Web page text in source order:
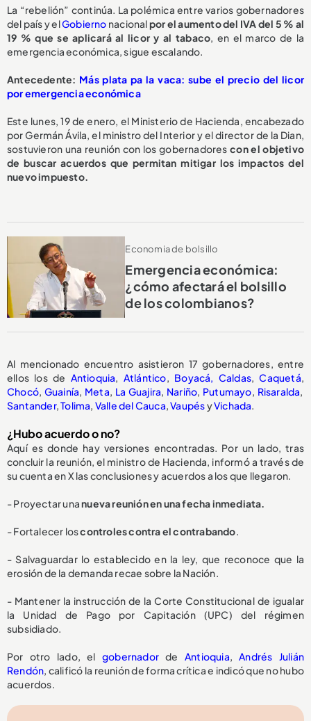
La “rebelión” continúa. La polémica entre varios gobernadores
del país y elGobierno nacionalpor el aumento del IVA del 5 % al
19 % que se aplicará al licor y al tabaco, en el marco de la
emergencia económica, sigue escalando.
Antecedente: Más plata pa la vaca: sube el precio del licor
por emergencia económica
Este lunes, 19 de enero, el Ministerio de Hacienda, encabezado
por Germán Ávila, el ministro del Interior y el director de la Dian,
sostuvieron una reunión con los gobernadorescon el objetivo
de buscar acuerdos que permitan mitigar los impactos del
nuevo impuesto.
Economia de bolsillo
Emergencia económica:
¿cómo afectará el bolsillo
de los colombianos?
Al mencionado encuentro asistieron 17 gobernadores, entre
ellos los de Antioquia, Atlántico, Boyacá, Caldas,Caquetá,
Chocó, Guainía, Meta, La Guajira, Nariño, Putumayo, Risaralda,
Santander,Tolima, Valle del Cauca,VaupésyVichada.
¿Hubo acuerdo o no?
Aquí es donde hay versiones encontradas. Por un lado, tras
concluir la reunión, el ministro de Hacienda, informó a través de
su cuenta en X las conclusiones y acuerdos a los que llegaron.
- Proyectar unanueva reunión en una fecha inmediata.
- Fortalecer loscontroles contra el contrabando.
- Salvaguardar lo establecido en la ley, que reconoce que la
erosión de la demanda recae sobre la Nación.
- Mantener la instrucción de la Corte Constitucional de igualar
la Unidad de Pago por Capitación (UPC) del régimen
subsidiado.
Por otro lado, el gobernadorde Antioquia,Andrés Julián
Rendón, calificó la reunión de forma crítica e indicó que no hubo
acuerdos.